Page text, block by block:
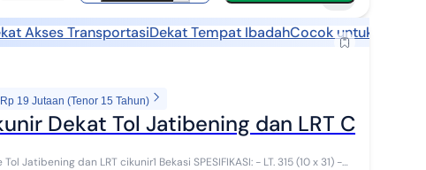
Akses TransportasiDekat Tempat IbadahCocok untuk usaha
Rp 19 Jutaan (Tenor 15 Tahun)
Dekat Tol Jatibening dan LRT Cikunir 1
LRT cikunir1 Bekasi SPESIFIKASI: - LT. 315 (10 x 31) -